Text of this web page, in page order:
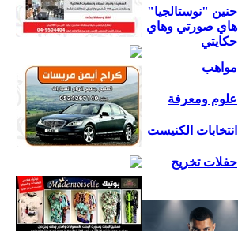
حنين "نوستالجيا"
هاي صورتي وهاي
حكايتي
مواهب
علوم ومعرفة
انتخابات الكنيست
حفلات تخريج